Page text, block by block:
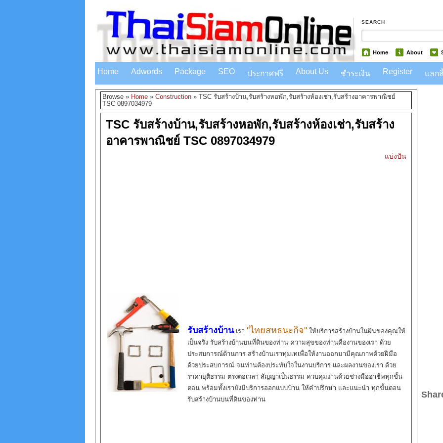
SEARCH
Home About
Home Adwords Package SEO ประกาศฟรี About Us ชำระเงิน Register แลก
Browse » Home » Construction » TSC รับสร้างบ้าน,รับสร้างหอพัก,รับสร้างห้องเช่า,รับสร้างอาคารพาณิชย์
TSC 0897034979
TSC รับสร้างบ้าน,รับสร้างหอพัก,รับสร้างห้องเช่า,รับสร้าง
อาคารพาณิชย์ TSC 0897034979
แบ่งปัน
รับสร้างบ้านเรา "ไทยสหธนะกิจ" ให้บริการสร้างบ้านในฝันของคุณให้
เป็นจริง รับสร้างบ้านบนที่ดินของท่าน ความสุขของท่านคืองานของเรา ด้วย
ประสบการณ์ด้านการ สร้างบ้านเราทุ่มเทเพื่อให้งานออกมามีคุณภาพด้วยฝีมือ
ด้วยประสบการณ์ จนท่านต้องประทับใจในงานบริการ และผลงานของเรา ด้วย
ราคายุติธรรม ตรงต่อเวลา สัญญาเป็นธรรม ควบคุมงานด้วยช่างมืออาชีพทุกขั้น
ตอน พร้อมทั้งเรายังมีบริการออกแบบบ้าน ให้คำปรึกษา และแนะนำ ทุกขั้นตอน
รับสร้างบ้านบนที่ดินของท่าน